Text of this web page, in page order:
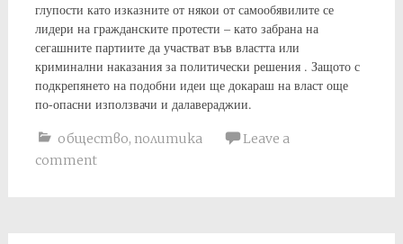
глупости като изказните от някои от самообявилите се
лидери на гражданските протести – като забрана на
сегашните партиите да участват във властта или
криминални наказания за политически решения . Защото с
подкрепянето на подобни идеи ще докараш на власт още
по-опасни използвачи и далавераджии.
общество, политика
Leave a
comment